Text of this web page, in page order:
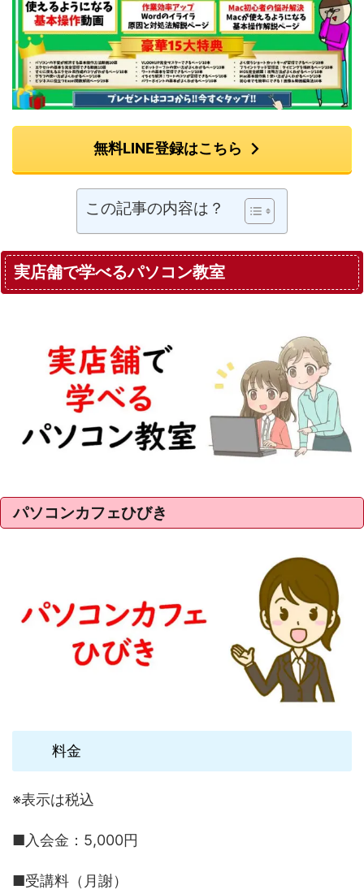
無料LINE登録はこちら
この記事の内容は？
実店舗で学べるパソコン教室
パソコンカフェひびき
料金
※表示は税込
■入会金：5,000円
■受講料（月謝）